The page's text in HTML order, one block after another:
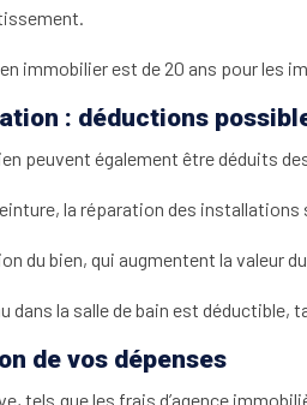
immobilier est de 20 ans pour les
: déductions
peuvent également être déduits
la réparation des
du bien, qui augmentent la valeur
dans la salle de bain est
de vos dépenses
tels que les frais d’agence